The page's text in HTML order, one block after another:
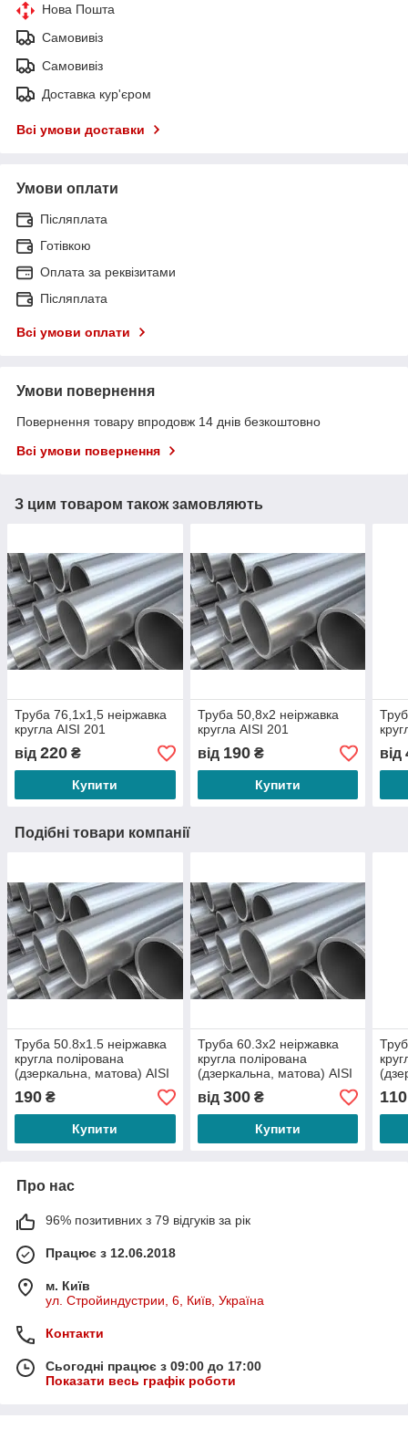
Нова Пошта
Самовивіз
Самовивіз
Доставка кур'єром
Всі умови доставки
Умови оплати
Післяплата
Готівкою
Оплата за реквізитами
Післяплата
Всі умови оплати
Умови повернення
Повернення товару впродовж 14 днів безкоштовно
Всі умови повернення
З цим товаром також замовляють
Труба 76,1х1,5 неіржавка
кругла АІSI 201
від 220 ₴
Купити
Труба 50,8х2 неіржавка
кругла АІSI 201
від 190₴
Купити
від
Подібні товари компанії
Труба 50.8х1.5 неіржавка
кругла полірована
(дзеркальна, матова) АІSI
190 ₴
Купити
Труба 60.3х2 неіржавка
кругла полірована
(дзеркальна, матова) АІSI
від 300₴
Купити
110
Про нас
96% позитивних з 79 відгуків за рік
Працює з 12.06.2018
м. Київ
ул. Стройиндустрии, 6, Київ, Україна
Контакти
Сьогодні працює з 09:00 до 17:00
Показати весь графік роботи